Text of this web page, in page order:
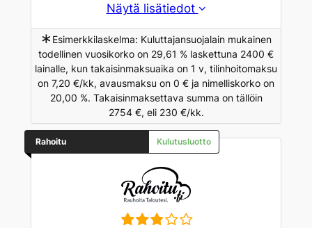
Näytä lisätiedot
∗ Esimerkkilaskelma: Kuluttajansuojalain mukainen
todellinen vuosikorko on 29,61 % laskettuna 2400 €
lainalle, kun takaisinmaksuaika on 1 v, tilinhoitomaksu
on 7,20 €/kk, avausmaksu on 0 € ja nimelliskorko on
20,00 %. Takaisinmaksettava summa on tällöin
2754 €, eli 230 €/kk.
Rahoitu Kulutusluotto